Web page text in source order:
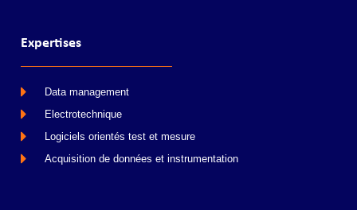
Expertises
Data management
Electrotechnique
Logiciels orientés test et mesure
Acquisition de données et instrumentation